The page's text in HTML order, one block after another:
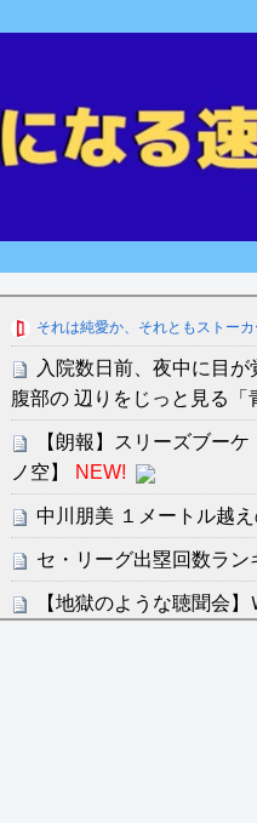
それは純愛か、それともストー
入院数日前、夜中に目
腹部の 辺りをじっと見る「
【朗報】スリーズブー
ノ空】
NEW!
中川朋美 １メートル越
セ・リーグ出塁回数ラ
【地獄のような聴聞会